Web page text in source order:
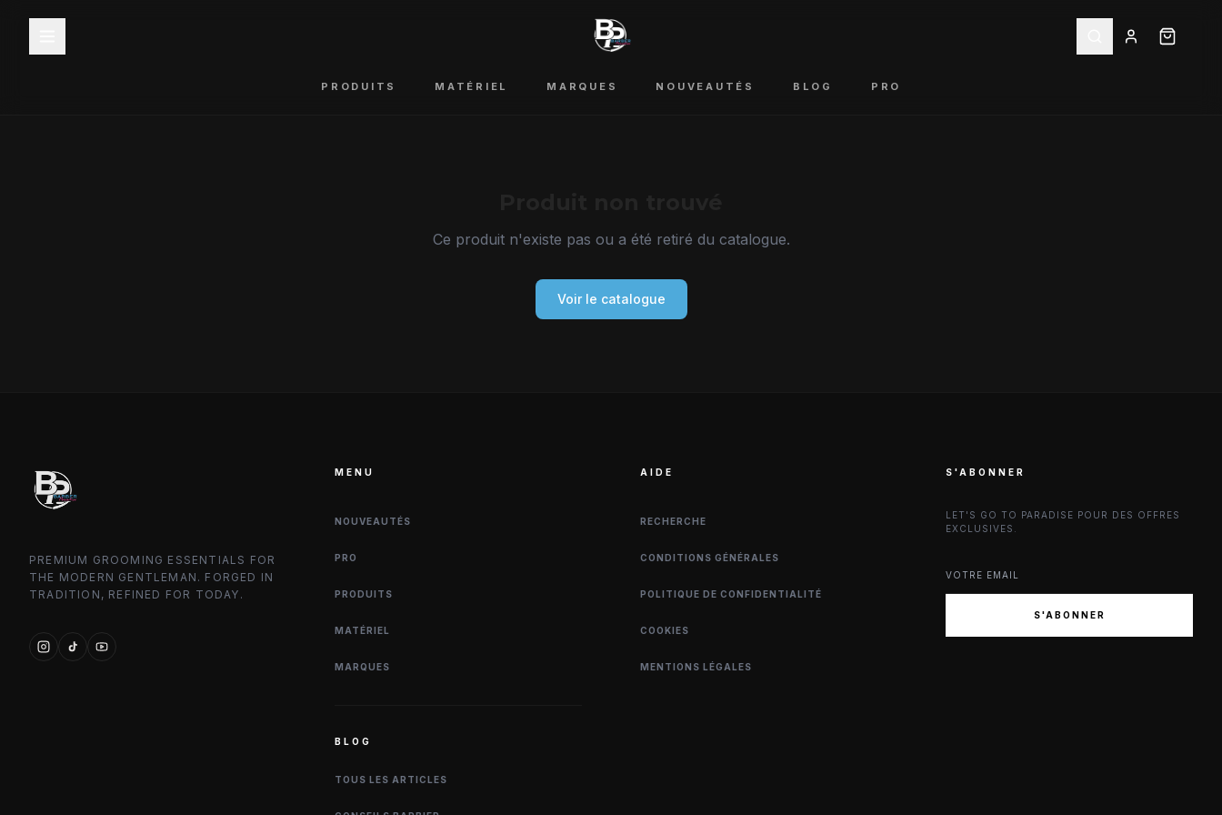
PRODUITS MATÉRIEL MARQUES NOUVEAUTÉS BLOG PRO
Ce produit n'existe pas ou a été retiré du catalogue.
Voir le catalogue
PREMIUM GROOMING ESSENTIALS FOR
THE MODERN GENTLEMAN. FORGED IN
TRADITION, REFINED FOR TODAY.
MENU
NOUVEAUTÉS
PRO
PRODUITS
MATÉRIEL
MARQUES
BLOG
TOUS LES ARTICLES
AIDE
RECHERCHE
CONDITIONS GÉNÉRALES
POLITIQUE DE CONFIDENTIALITÉ
COOKIES
MENTIONS LÉGALES
S'ABONNER
LET'S GO TO PARADISE POUR DES OFFRES
EXCLUSIVES.
S'ABONNER